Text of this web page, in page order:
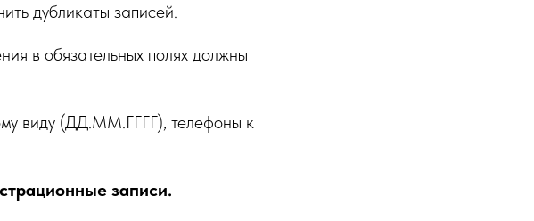
дубликаты записей.
в обязательных полях должны
виду (ДД.ММ.ГГГГ), телефоны к
записи.